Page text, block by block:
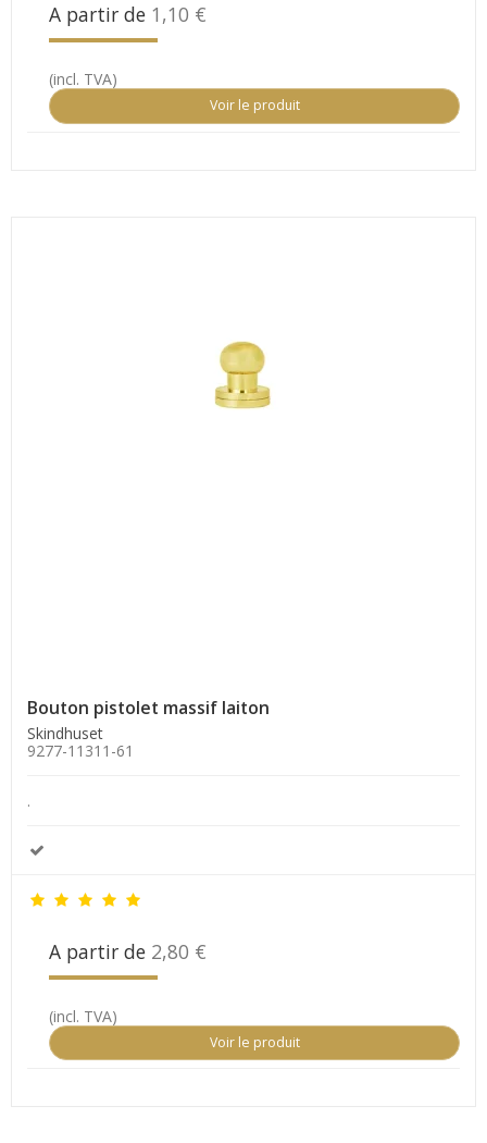
A partir de 1,10 €
(incl. TVA)
Voir le produit
Bouton pistolet massif laiton
Skindhuset
9277-11311-61
.
A partir de 2,80 €
(incl. TVA)
Voir le produit